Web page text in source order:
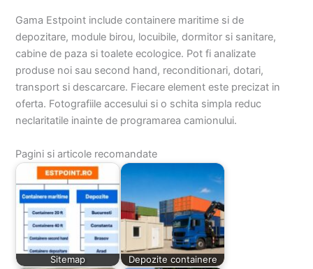
Gama Estpoint include containere maritime si de
depozitare, module birou, locuibile, dormitor si sanitare,
cabine de paza si toalete ecologice. Pot fi analizate
produse noi sau second hand, reconditionari, dotari,
transport si descarcare. Fiecare element este precizat in
oferta. Fotografiile accesului si o schita simpla reduc
neclaritatile inainte de programarea camionului.
Pagini si articole recomandate
Sitemap Depozite containere